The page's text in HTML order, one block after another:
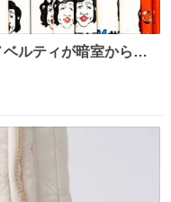
ルティが暗室から山
かなあ。 欽ちゃん鉛